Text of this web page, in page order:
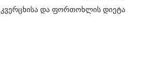
კვერცხისა და ფორთოხლის დიეტა